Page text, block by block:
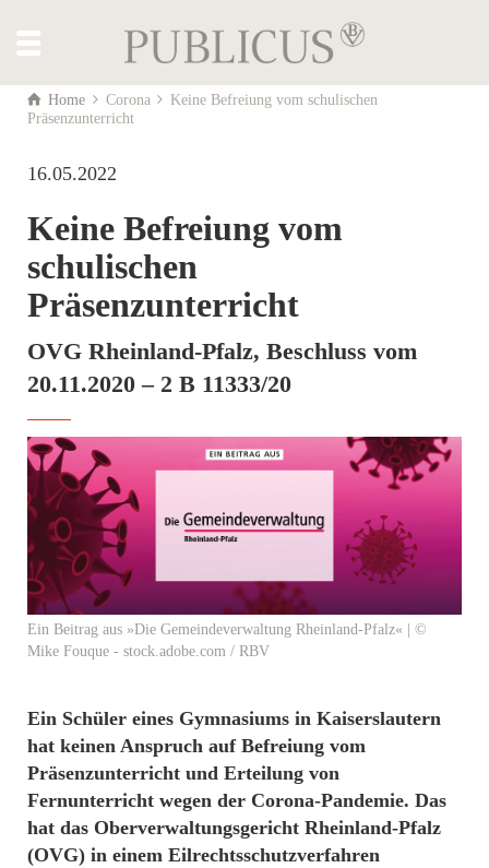
Home Corona
Keine Befreiung vom schulischen
Präsenzunterricht
16.05.2022
Keine Befreiung vom
schulischen
Präsenzunterricht
OVG Rheinland-Pfalz, Beschluss vom
20.11.2020 – 2 B 11333/20
Ein Beitrag aus »Die Gemeindeverwaltung Rheinland-Pfalz« | ©
Mike Fouque - stock.adobe.com / RBV
Ein Schüler eines Gymnasiums in Kaiserslautern
hat keinen Anspruch auf Befreiung vom
Präsenzunterricht und Erteilung von
Fernunterricht wegen der Corona-Pandemie. Das
hat das Oberverwaltungsgericht Rheinland-Pfalz
(OVG) in einem Eilrechtsschutzverfahren